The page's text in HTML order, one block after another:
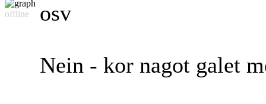
offline osv
Nein - kor nagot galet